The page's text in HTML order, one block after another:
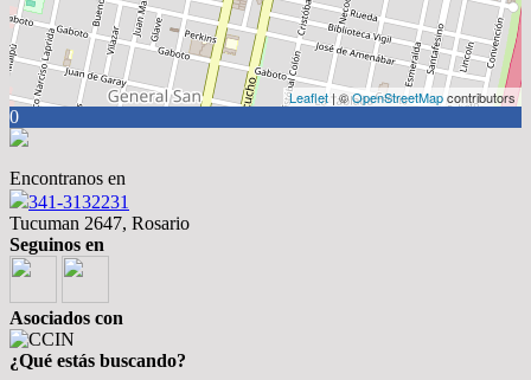
Leaflet| ©OpenStreetMapcontributors
0
Encontranos en
341-3132231
Tucuman 2647, Rosario
Seguinos en
Asociados con
¿Qué estás buscando?